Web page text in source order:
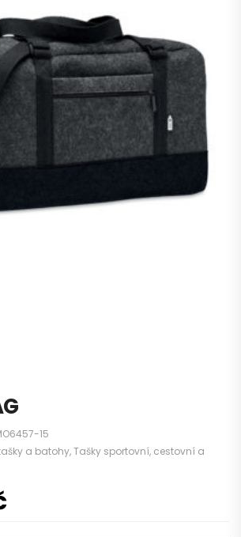
15
a batohy,Tašky sportovní, cestovní a